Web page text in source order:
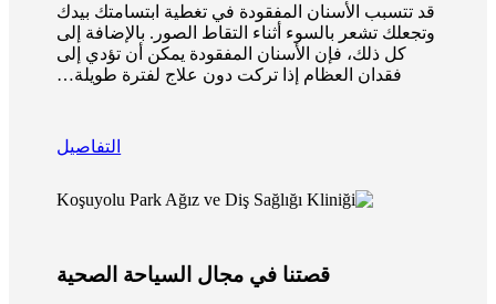
قد تتسبب الأسنان المفقودة في تغطية ابتسامتك بيدك
وتجعلك تشعر بالسوء أثناء التقاط الصور. بالإضافة إلى
كل ذلك، فإن الأسنان المفقودة يمكن أن تؤدي إلى
فقدان العظام إذا تركت دون علاج لفترة طويلة…
التفاصيل
قصتنا في مجال السياحة الصحية